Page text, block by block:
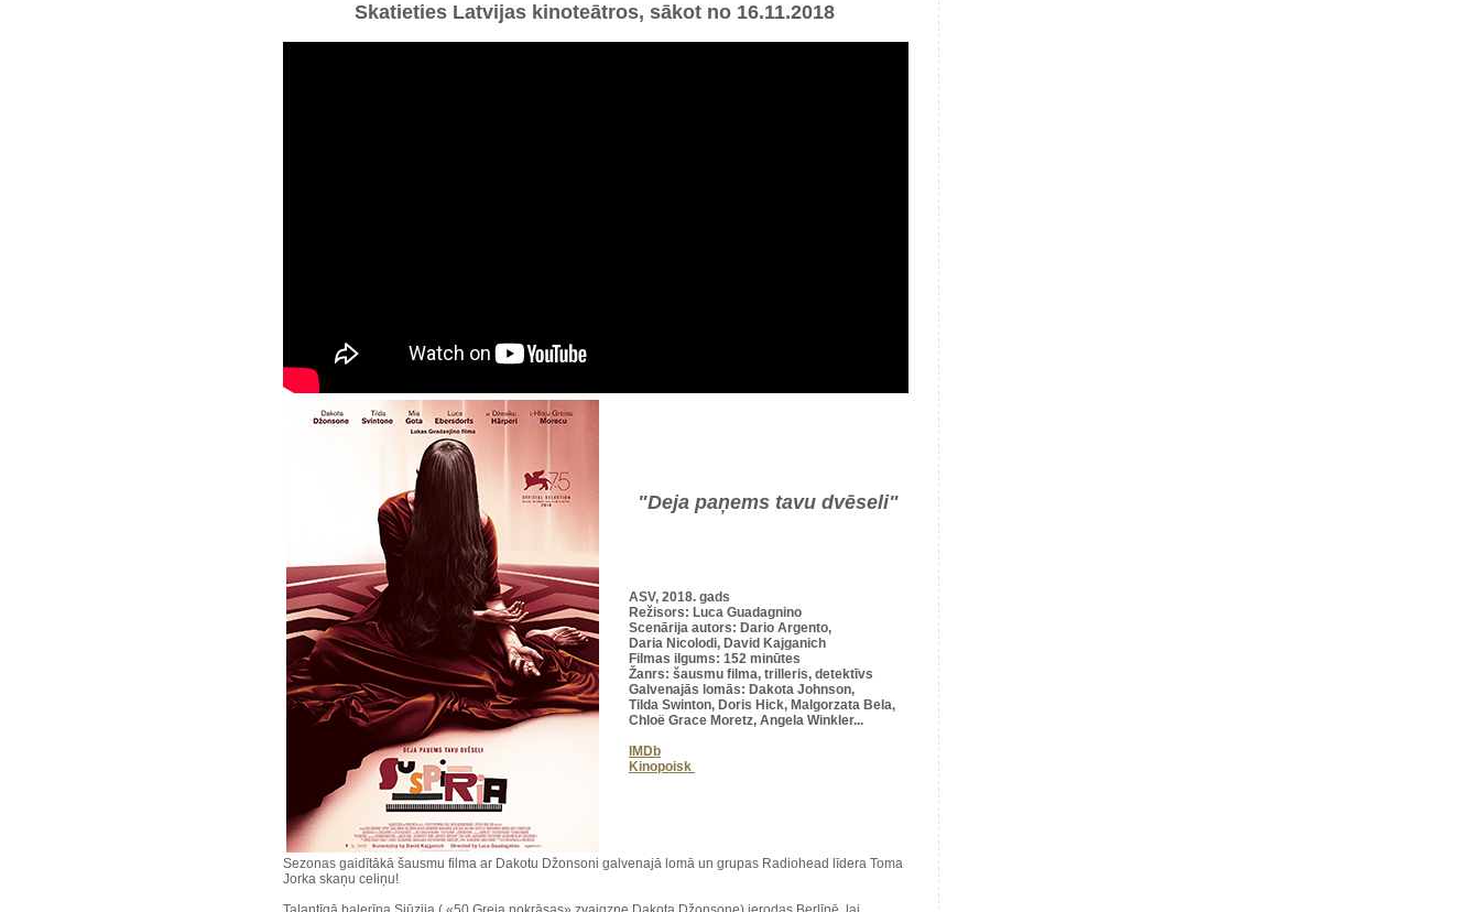
Skatieties Latvijas kinoteātros, sākot no 16.11.2018
"Deja paņems tavu dvēseli"
ASV, 2018. gads
Režisors: Luca Guadagnino
Scenārija autors: Dario Argento,
Daria Nicolodi, David Kajganich
Filmas ilgums: 152 minūtes
Žanrs: šausmu filma, trilleris, detektīvs
Galvenajās lomās: Dakota Johnson,
Tilda Swinton, Doris Hick, Malgorzata Bela,
Chloë Grace Moretz, Angela Winkler...
IMDb
Kinopoisk
Sezonas gaidītākā šausmu filma ar Dakotu Džonsoni galvenajā lomā un grupas Radiohead līdera Toma
Jorka skaņu celiņu!